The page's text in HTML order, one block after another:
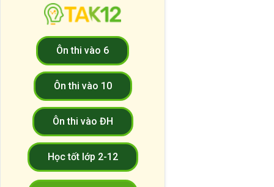
Ôn thi vào 6
Ôn thi vào 10
Ôn thi vào ĐH
Học tốt lớp 2-12